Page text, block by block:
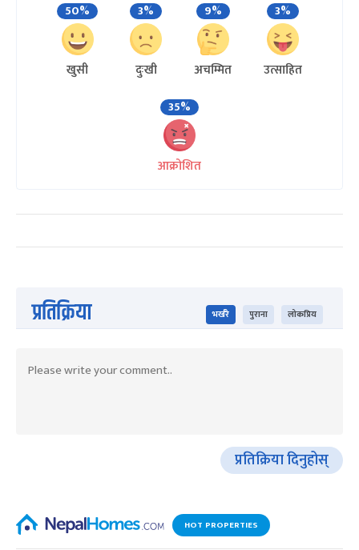
50%
खुसी
3%
दुःखी
9%
अचम्मित
3%
उत्साहित
35%
आक्रोशित
प्रतिक्रिया भर्खरै पुराना लोकप्रिय
प्रतिक्रिया दिनुहोस्
HOT PROPERTIES